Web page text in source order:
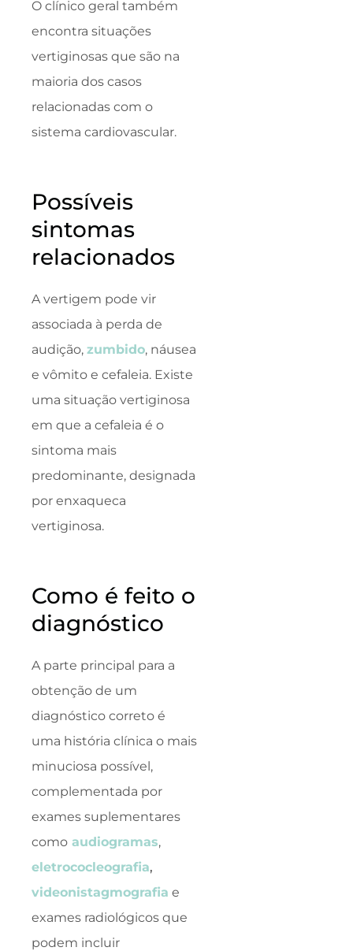
O clínico geral também
encontra situações
vertiginosas que são na
maioria dos casos
relacionadas com o
sistema cardiovascular.
Possíveis
sintomas
relacionados
A vertigem pode vir
associada à perda de
audição, zumbido, náusea
e vômito e cefaleia. Existe
uma situação vertiginosa
em que a cefaleia é o
sintoma mais
predominante, designada
por enxaqueca
vertiginosa.
Como é feito o
diagnóstico
A parte principal para a
obtenção de um
diagnóstico correto é
uma história clínica o mais
minuciosa possível,
complementada por
exames suplementares
como audiogramas,
eletrococleografia,
videonistagmografia e
exames radiológicos que
podem incluir